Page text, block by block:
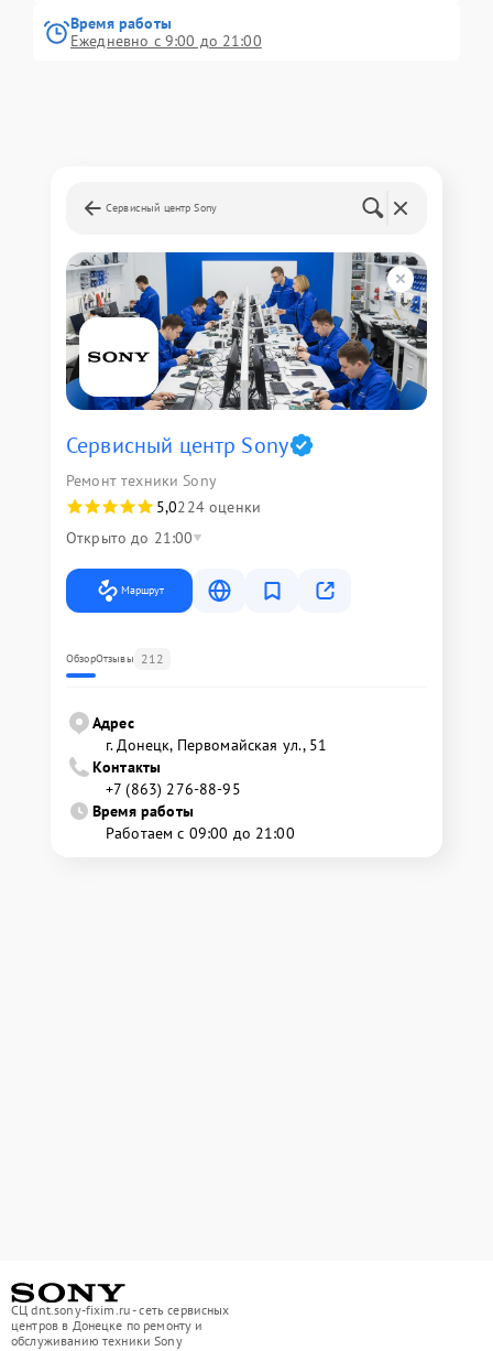
Время работы
Ежедневно с 9:00 до 21:00
Сервисный центр Sony
Сервисный центр Sony
Ремонт техники Sony
5,0224 оценки
Открыто до 21:00
Маршрут
ОбзорОтзывы 212
Адрес
г. Донецк, Первомайская ул., 51
Контакты
+7 (863) 276-88-95
Время работы
Работаем с 09:00 до 21:00
СЦ dnt.sony-fixim.ru - сеть сервисных
центров в Донецке по ремонту и
обслуживанию техники Sony